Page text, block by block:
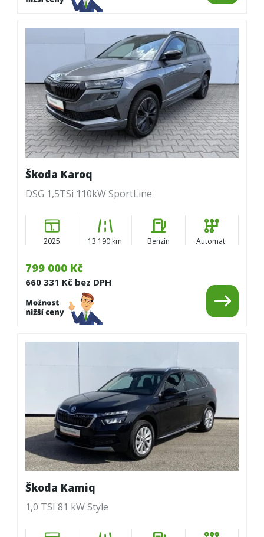
799 000 Kč
660 331 Kč bez DPH
Škoda Karoq
DSG 1,5TSi 110kW SportLine
2025 13 190 km Benzín Automat.
Škoda Kamiq
1,0 TSI 81 kW Style